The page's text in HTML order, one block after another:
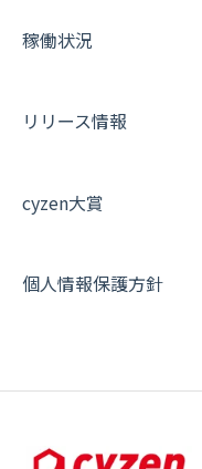
その他よくある質
稼働状況
リリース情報
cyzen大賞
個人情報保護方針